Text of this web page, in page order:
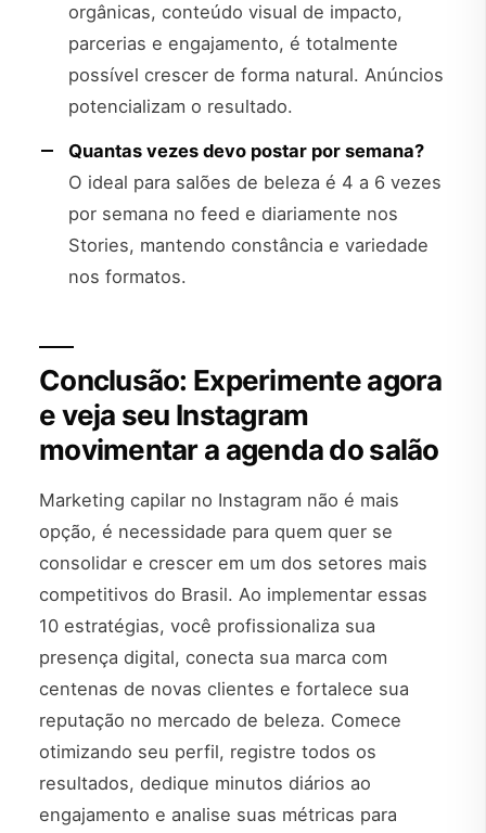
orgânicas, conteúdo visual de impacto,
parcerias e engajamento, é totalmente
possível crescer de forma natural. Anúncios
potencializam o resultado.
Quantas vezes devo postar por semana?
O ideal para salões de beleza é 4 a 6 vezes
por semana no feed e diariamente nos
Stories, mantendo constância e variedade
nos formatos.
Conclusão: Experimente agora
e veja seu Instagram
movimentar a agenda do salão
Marketing capilar no Instagram não é mais
opção, é necessidade para quem quer se
consolidar e crescer em um dos setores mais
competitivos do Brasil. Ao implementar essas
10 estratégias, você profissionaliza sua
presença digital, conecta sua marca com
centenas de novas clientes e fortalece sua
reputação no mercado de beleza. Comece
otimizando seu perfil, registre todos os
resultados, dedique minutos diários ao
engajamento e analise suas métricas para